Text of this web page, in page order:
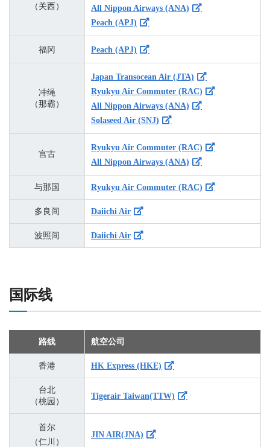
（关西）
All Nippon Airways (ANA)
Peach (APJ)
福冈 Peach (APJ)
冲绳
（那霸）
Japan Transocean Air (JTA)
Ryukyu Air Commuter (RAC)
All Nippon Airways (ANA)
Solaseed Air (SNJ)
宫古
Ryukyu Air Commuter (RAC)
All Nippon Airways (ANA)
与那国 Ryukyu Air Commuter (RAC)
多良间 Daiichi Air
波照间 Daiichi Air
国际线
路线 航空公司
香港 HK Express (HKE)
台北
（桃园）
Tigerair Taiwan(TTW)
首尔
（仁川）
JIN AIR(JNA)